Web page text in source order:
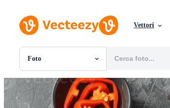
Vettori
Foto
Tutte Immagini
Foto
PNGs
PSDs